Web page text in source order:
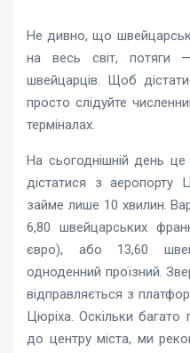
Не дивно, що
на весь світ, потяги
швейцарців. Щоб
просто слідуйте
терміналах.
На сьогоднішній день
дістатися з аеропорту
займе лише 10 хвилин.
6,80 швейцарських
євро), або 13,60
одноденний проїзний.
відправляється з
Цюріха. Оскільки багато
до центру міста, ми